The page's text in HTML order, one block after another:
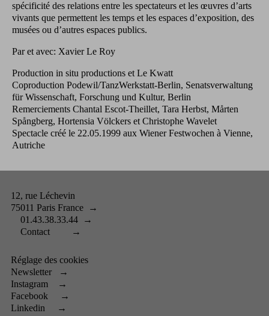
spécificité des relations entre les spectateurs et les œuvres d’arts
vivants que permettent les temps et les espaces d’exposition, des
musées ou d’autres espaces publics.
Par et avec: Xavier Le Roy
Production in situ productions et Le Kwatt
Coproduction Podewil/TanzWerkstatt-Berlin, Senatsverwaltung
für Wissenschaft, Forschung und Kultur, Berlin
Remerciements Chantal Escot-Theillet, Tara Herbst, Mårten
Spångberg, Hortensia Völckers et Christophe Wavelet
Spectacle créé le 22.05.1999 aux Wiener Festwochen à Vienne,
Autriche
12, rue Léchevin
75011 Paris France →
01.43.38.33.44 →
Contact →
Réglage des cookies
Newsletter →
Instagram →
Facebook →
Linkedin →